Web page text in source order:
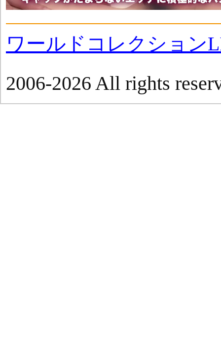
ワールドコレクション
2006-2026 All rights